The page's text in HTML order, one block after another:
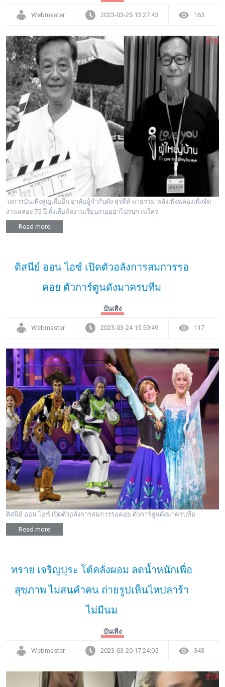
Webmaster 2023-03-25 13:27:43 163
วงการบันเทิงสูญเสียอีก อาลัยผู้กำกับดัง สุรสีห์ ผาธรรม หลังเพิ่งฉลองเพิ่งจัด
งานฉลอง 75 ปี สั่งเสียจัดงานเรียบง่ายอย่าไปรบกวนใคร
Read more
ดิสนีย์ ออน ไอซ์ เปิดตัวอลังการสมการรอ
คอย ตัวการ์ตูนดังมาครบทีม
บันเทิง
Webmaster 2023-03-24 15:59:49 117
ดิสนีย์ ออน ไอซ์ เปิดตัวอลังการสมการรอคอย ตัวการ์ตูนดังมาครบทีม
Read more
ทราย เจริญปุระ โต้คลั่งผอม ลดน้ำหนักเพื่อ
สุขภาพ ไม่สนคำคน ถ่ายรูปเห็นไหปลาร้า
ไม่มีนม
บันเทิง
Webmaster 2023-03-20 17:24:05 343